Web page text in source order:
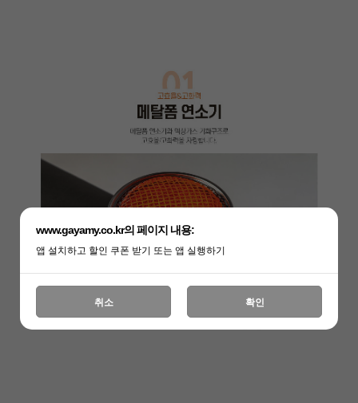
www.gayamy.co.kr의 페이지 내용:
앱 설치하고 할인 쿠폰 받기 또는 앱 실행하기
취소 확인